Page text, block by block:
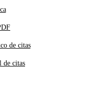
de citas
de citas